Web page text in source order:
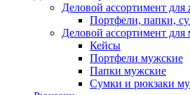
Деловой ассортимент
Портфели, папки,
Деловой ассортимент
Кейсы
Портфели мужские
Папки мужские
Сумки и рюкзаки